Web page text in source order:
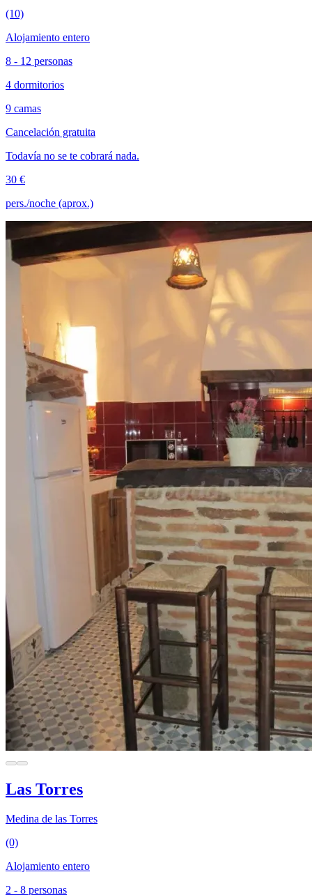
(10)
Alojamiento entero
8 - 12 personas
4 dormitorios
9 camas
Cancelación gratuita
Todavía no se te cobrará nada.
30 €
pers./noche (aprox.)
Las Torres
Medina de las Torres
(0)
Alojamiento entero
2 - 8 personas